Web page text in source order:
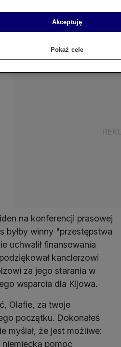
Niemiec Olafa Scholza.
między innymi
oraz sytuacji na
na konferencji prasowej
byłby winny "przestępstwa
uchwalił finansowania
kanclerzowi
za jego starania w
wsparcia dla Kijowa.
Olafie, za twoje
początku. Dokonałeś
myślał, że jest możliwe:
pomoc
Akceptuję
Pokaż cele